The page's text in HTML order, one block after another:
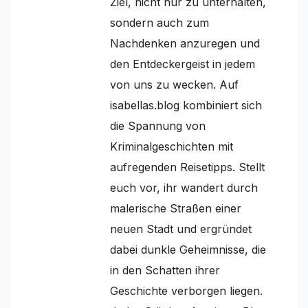
sondern auch zum
Nachdenken anzuregen und
den Entdeckergeist in jedem
von uns zu wecken. Auf
isabellas.blog kombiniert sich
die Spannung von
Kriminalgeschichten mit
aufregenden Reisetipps. Stellt
euch vor, ihr wandert durch
malerische Straßen einer
neuen Stadt und ergründet
dabei dunkle Geheimnisse, die
in den Schatten ihrer
Geschichte verborgen liegen.